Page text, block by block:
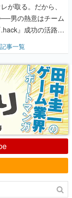
が取る。だから、
男の熱意はチーム
』成功の活路を
た【若ゲのいた
事一覧